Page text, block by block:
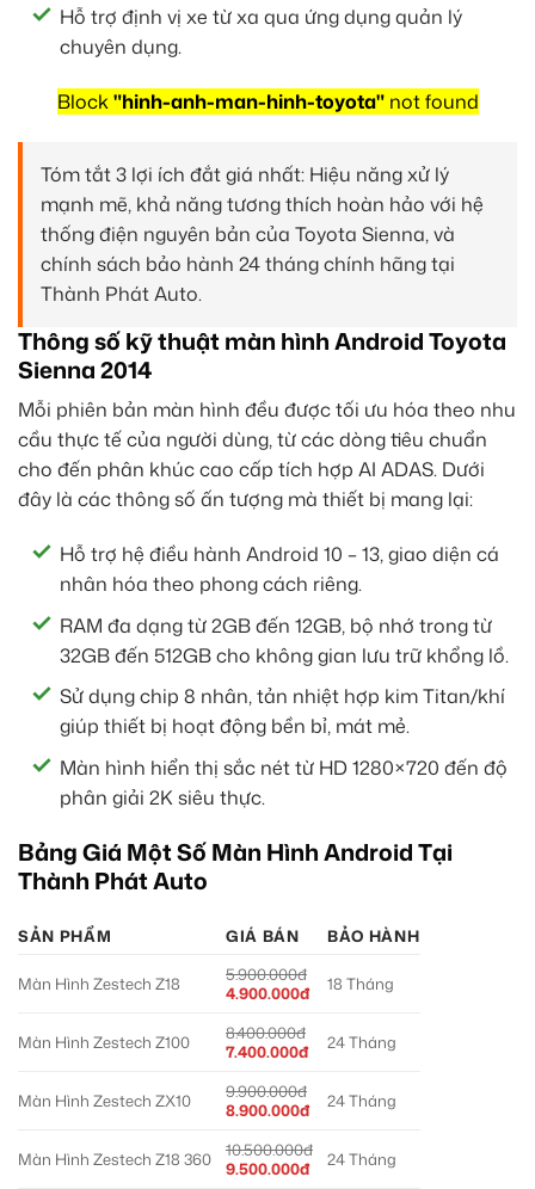
Hỗ trợ định vị xe từ xa qua ứng dụng quản lý
chuyên dụng.
Block"hinh-anh-man-hinh-toyota"not found
Tóm tắt 3 lợi ích đắt giá nhất: Hiệu năng xử lý
mạnh mẽ, khả năng tương thích hoàn hảo với hệ
thống điện nguyên bản của Toyota Sienna, và
chính sách bảo hành 24 tháng chính hãng tại
Thành Phát Auto.
Thông số kỹ thuật màn hình Android Toyota
Sienna 2014
Mỗi phiên bản màn hình đều được tối ưu hóa theo nhu
cầu thực tế của người dùng, từ các dòng tiêu chuẩn
cho đến phân khúc cao cấp tích hợp AI ADAS. Dưới
đây là các thông số ấn tượng mà thiết bị mang lại:
Hỗ trợ hệ điều hành Android 10 – 13, giao diện cá
nhân hóa theo phong cách riêng.
RAM đa dạng từ 2GB đến 12GB, bộ nhớ trong từ
32GB đến 512GB cho không gian lưu trữ khổng lồ.
Sử dụng chip 8 nhân, tản nhiệt hợp kim Titan/khí
giúp thiết bị hoạt động bền bỉ, mát mẻ.
Màn hình hiển thị sắc nét từ HD 1280×720 đến độ
phân giải 2K siêu thực.
Bảng Giá Một Số Màn Hình Android Tại
Thành Phát Auto
SẢN PHẨM GIÁ BÁN BẢO HÀNH
Màn Hình Zestech Z18
5.900.000đ
4.900.000đ
18 Tháng
Màn Hình Zestech Z100
8.400.000đ
7.400.000đ
24 Tháng
Màn Hình Zestech ZX10
9.900.000đ
8.900.000đ
24 Tháng
Màn Hình Zestech Z18 360
10.500.000đ
9.500.000đ
24 Tháng